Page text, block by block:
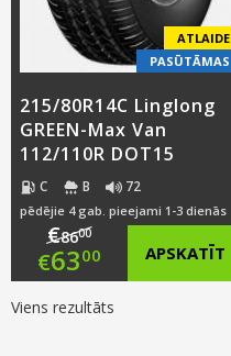
ATLAIDE
PASŪTĀMAS
215/80R14C Linglong
GREEN-Max Van
112/110R DOT15
C B 72
pēdējie 4 gab. pieejami 1-3 dienās
€8600
Original
price
€6300
Current
APSKATĪT
Viens rezultāts